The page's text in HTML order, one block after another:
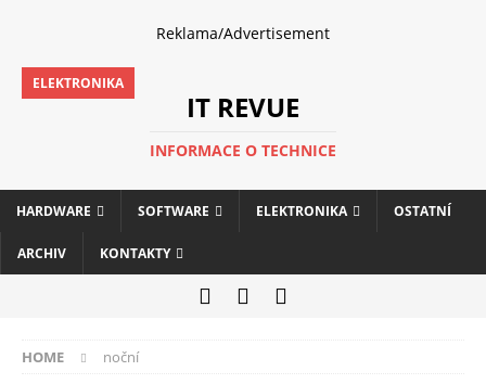
Reklama/Advertisement
IT REVUE
INFORMACE O TECHNICE
HARDWARE SOFTWARE ELEKTRONIKA OSTATNÍ
ARCHIV KONTAKTY
HOME noční
ELEKTRONIKA